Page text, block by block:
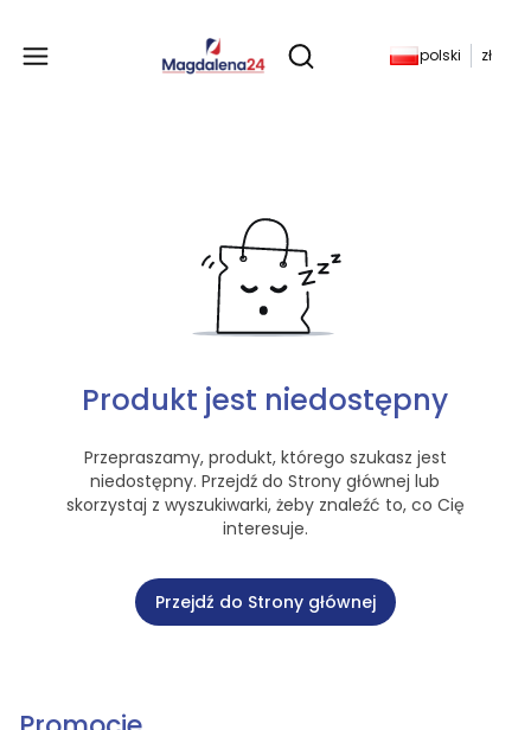
Otwórz wyszukiwarkę
Produkty w
polski zł
Produkt jest niedostępny
Przepraszamy, produkt, którego szukasz jest
niedostępny. Przejdź do Strony głównej lub
skorzystaj z wyszukiwarki, żeby znaleźć to, co Cię
interesuje.
Przejdź do Strony głównej